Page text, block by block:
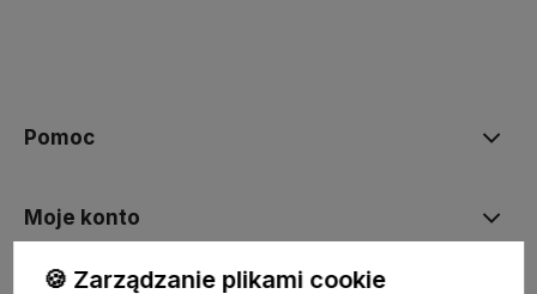
Pomoc
Moje konto
🍪 Zarządzanie plikami cookie